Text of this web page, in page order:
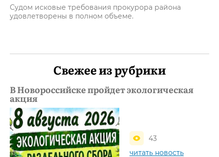
Судом исковые требования прокурора района
удовлетворены в полном объеме.
Свежее из рубрики
В Новороссийске пройдет экологическая
акция
43
читать новость